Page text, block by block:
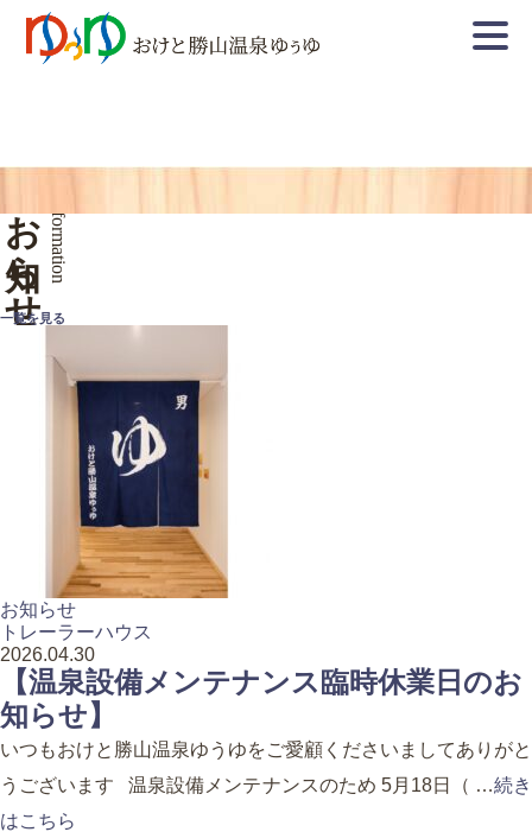
Information
お知らせ
一覧を見る
お知らせ
トレーラーハウス
2026.04.30
【温泉設備メンテナンス臨時休業日のお
知らせ】
いつもおけと勝山温泉ゆうゆをご愛顧くださいましてありがと
うございます 温泉設備メンテナンスのため 5月18日（ …続き
はこちら